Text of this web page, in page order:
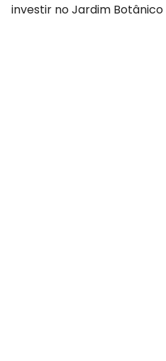
investir no Jardim